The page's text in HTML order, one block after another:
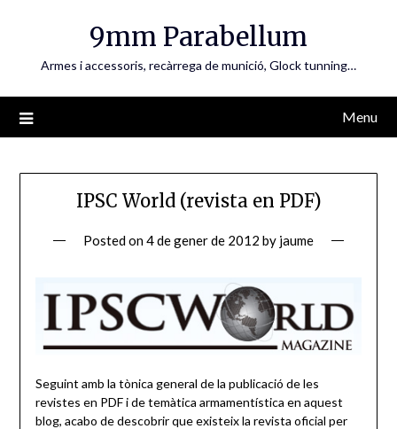
9mm Parabellum
Armes i accessoris, recàrrega de munició, Glock tunning…
Menu
IPSC World (revista en PDF)
Posted on4 de gener de 2012 by jaume
Seguint amb la tònica general de la publicació de les
revistes en PDF i de temàtica armamentística en aquest
blog, acabo de descobrir que existeix la revista oficial per